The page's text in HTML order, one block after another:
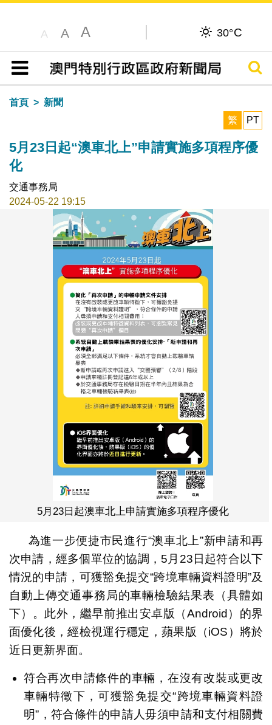
A A A 30°C
目錄
搜尋
首頁
新聞
繁
PT
5月23日起“澳車北上”申請實施多項程序優
化
交通事務局
2024-05-22 19:15
5月23日起澳車北上申請實施多項程序優化
為進一步便捷市民進行“澳車北上”新申請和再
次申請，經多個單位的協調，5月23日起符合以下
情況的申請，可獲豁免提交“跨境車輛資料證明”及
自動上傳交通事務局的車輛檢驗結果表（具體如
下）。此外，繼早前推出安卓版（Android）的界
面優化後，經檢視運行穩定，蘋果版（iOS）將於
近日更新界面。
符合再次申請條件的車輛，在沒有改裝或更改
車輛特徵下，可獲豁免提交“跨境車輛資料證
明”，符合條件的申請人毋須申請和支付相關費